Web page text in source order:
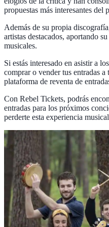
propuestas más interesantes del
Además de su propia
artistas destacados, aportando
musicales.
Si estás interesado en asistir a
comprar o vender tus entradas a
plataforma de reventa de
Con Rebel Tickets, podrás
entradas para los próximos
perderte esta experiencia